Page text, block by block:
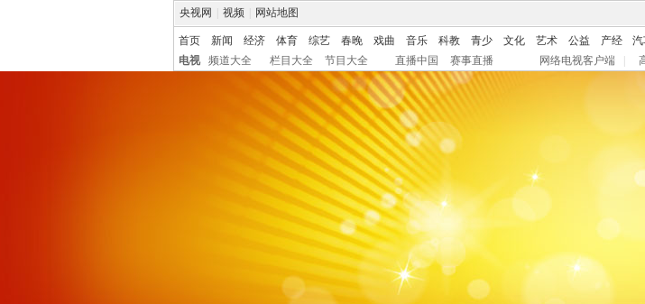
央视网 视频 网站地图
首页 新闻 经济 体育 综艺 春晚 戏曲 音乐 科教 青少 文化 艺术 公益 产经
电视
频道大全 栏目大全 节目大全 直播中国 赛事直播 网络电视客户端